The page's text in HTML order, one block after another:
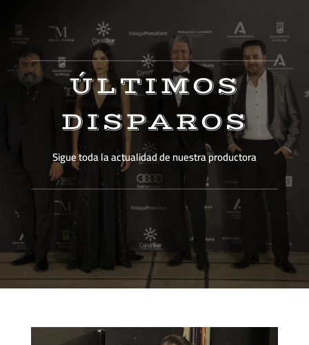
ÚLTIMOS
DISPAROS
Sigue toda la actualidad de nuestra productora